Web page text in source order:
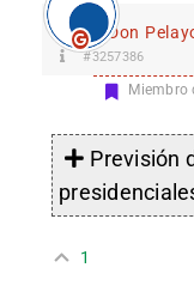
Don
#3257386
Miembro
Previsión
1